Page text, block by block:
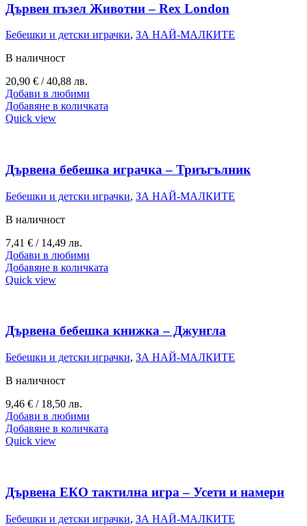
Дървен пъзел Животни – Rex London
Бебешки и детски играчки, ЗА НАЙ-МАЛКИТЕ
В наличност
20,90 € / 40,88 лв.
Добави в любими
Добавяне в количката
Quick view
Дървена бебешка играчка – Триъгълник
Бебешки и детски играчки, ЗА НАЙ-МАЛКИТЕ
В наличност
7,41 € / 14,49 лв.
Добави в любими
Добавяне в количката
Quick view
Дървена бебешка книжка – Джунгла
Бебешки и детски играчки, ЗА НАЙ-МАЛКИТЕ
В наличност
9,46 € / 18,50 лв.
Добави в любими
Добавяне в количката
Quick view
Дървена ЕКО тактилна игра – Усети и намери
Бебешки и детски играчки, ЗА НАЙ-МАЛКИТЕ